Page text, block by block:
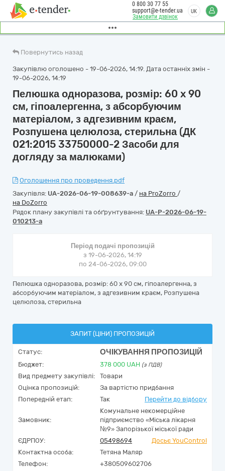
Замовити дзвінок
0 800 30 77 55
support@e-tender.ua
UK
Повернутись назад
Закупівлю оголошено - 19-06-2026, 14:19. Дата останніх змін -
19-06-2026, 14:19
Пелюшка одноразова, розмір: 60 x 90
см, гіпоалергенна, з абсорбуючим
матеріалом, з адгезивним краєм,
Розпушена целюлоза, стерильна (ДК
021:2015 33750000-2 Засоби для
догляду за малюками)
Оголошення про проведення.pdf
Закупівля: UA-2026-06-19-008639-a / на ProZorro /
на DoZorro
Рядок плану закупівлі та обґрунтування: UA-P-2026-06-19-
010213-a
Період подачі пропозицій
з 19-06-2026, 14:19
по 24-06-2026, 09:00
Пелюшка одноразова, розмір: 60 x 90 см, гіпоалергенна, з
абсорбуючим матеріалом, з адгезивним краєм, Розпушена
целюлоза, стерильна
ЗАПИТ (ЦІНИ) ПРОПОЗИЦІЙ
Статус: ОЧІКУВАННЯ ПРОПОЗИЦІЙ
Бюджет: 378 000 UAH (з ПДВ)
Вид предмету закупівлі:
Товари
Оцінка пропозицій:
За вартістю придбання
Попередній етап:
Так Перейти до відбору
Замовник:
Комунальне некомерційне
підприємство «Міська лікарня
№9» Запорізької міської ради
ЄДРПОУ:
05498694
Досьє YouControl
Контактна особа:
Тетяна Маляр
Телефон:
+380509602706